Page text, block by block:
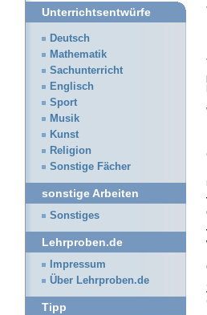
Unterrichtsentwürfe
Deutsch
Mathematik
Sachunterricht
Englisch
Sport
Musik
Kunst
Religion
Sonstige Fächer
sonstige Arbeiten
Sonstiges
Lehrproben.de
Impressum
Über Lehrproben.de
Tipp